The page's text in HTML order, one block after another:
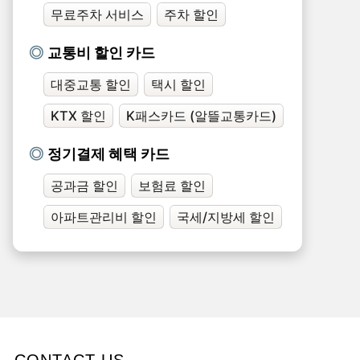
무료주차 서비스
주차 할인
교통비 할인 카드
대중교통 할인
택시 할인
KTX 할인
K패스카드 (알뜰교통카드)
정기결제 혜택 카드
공과금 할인
보험료 할인
아파트관리비 할인
국세/지방세 할인